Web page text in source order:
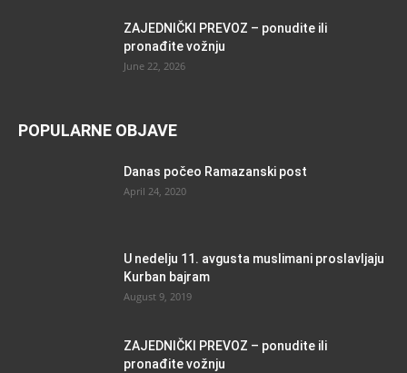
ZAJEDNIČKI PREVOZ – ponudite ili
pronađite vožnju
June 22, 2026
POPULARNE OBJAVE
Danas počeo Ramazanski post
April 24, 2020
U nedelju 11. avgusta muslimani proslavljaju
Kurban bajram
August 9, 2019
ZAJEDNIČKI PREVOZ – ponudite ili
pronađite vožnju